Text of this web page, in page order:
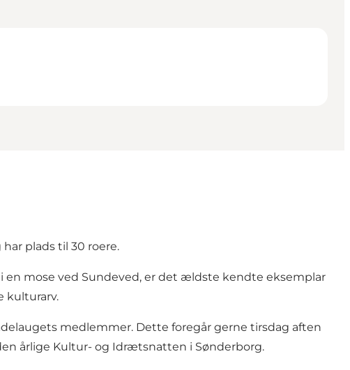
plads til 30 roere.
mose ved Sundeved, er det ældste kendte eksemplar
kulturarv.
medlemmer. Dette foregår gerne tirsdag aften
årlige Kultur- og Idrætsnatten i Sønderborg.